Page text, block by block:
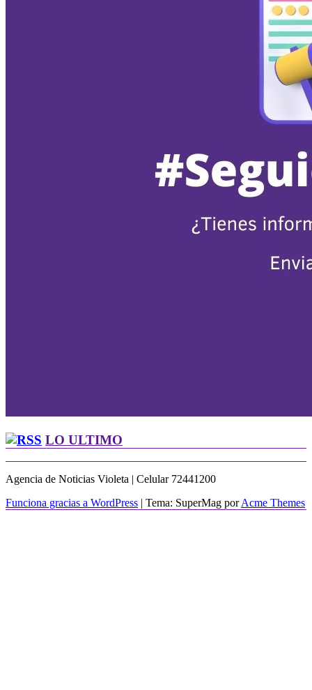
LO ULTIMO
Agencia de Noticias Violeta | Celular 72441200
Funciona gracias a WordPress | Tema: SuperMag porAcme Themes